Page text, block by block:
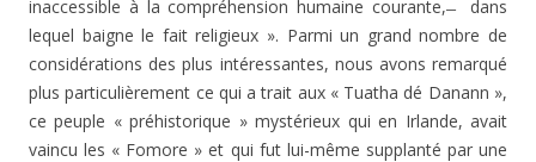
inaccessible à la compréhension humaine courante, ̶ dans
lequel baigne le fait religieux ». Parmi un grand nombre de
considérations des plus intéressantes, nous avons remarqué
plus particulièrement ce qui a trait aux « Tuatha dé Danann »,
ce peuple « préhistorique » mystérieux qui en Irlande, avait
vaincu les « Fomore » et qui fut lui-même supplanté par une